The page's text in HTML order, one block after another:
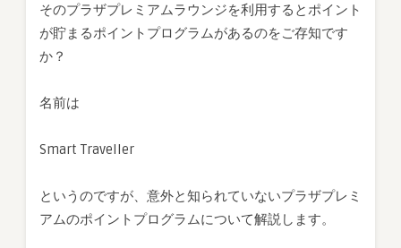
そのプラザプレミアムラウンジを利用するとポイント
が貯まるポイントプログラムがあるのをご存知です
か？
名前は
Smart Traveller
というのですが、意外と知られていないプラザプレミ
アムのポイントプログラムについて解説します。